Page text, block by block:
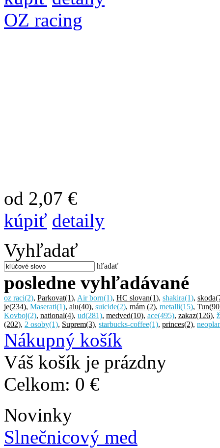
OZ racing
od 2,07 €
kúpiť detaily
Vyhľadať
hľadať
posledne vyhľadávané
oz raci(2), Parkovat(1), Air born(1), HC slovan(1), shakira(1), skoda
je(234), Maserati(1), alu(40), suicide(2), mám (2), metalli(15), Tun
Kovboj(2), national(4), ud(281), medved(10), ace(495), zakaz(126),
(202), 2 osoby(1), Suprem(3), starbucks-coffee(1), princes(2),
Nákupný košík
Váš košík je prázdny
Celkom: 0 €
Novinky
Slnečnicový med